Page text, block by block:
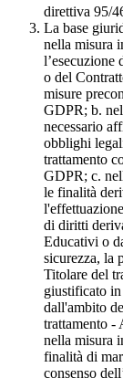
direttiva 95/
La base
nella misura
o del
misure
GDPR; b.
necessario
obblighi
trattamento
GDPR; c.
le finalità
di diritti
Educativi o
sicurezza, la
Titolare del
giustificato
dall'ambito
trattamento -
nella misura
finalità di
consenso